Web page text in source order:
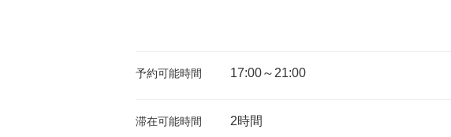
予約可能時間 17:00～21:00
滞在可能時間 2時間